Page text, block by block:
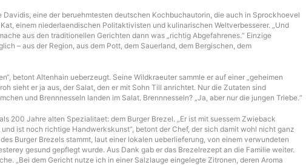
eine der beruehmtesten deutschen Kochbuchautorin, die auch in Sprockhoevel
einem niederlaendischen Politaktivisten und kulinarischen Weltverbesserer. „Und
aus den traditionellen Gerichten dann was „richtig Abgefahrenes.“ Einzige
– aus der Region, aus dem Pott, dem Sauerland, dem Bergischen, dem
betont Altenhain ueberzeugt. Seine Wildkraeuter sammle er auf einer „geheimen
sieht er ja aus, der Salat, den er mit Sohn Till anrichtet. Nur die Zutaten sind
und Brennnesseln landen im Salat. Brennnesseln? „Ja, aber nur die jungen Triebe.“
200 Jahre alten Spezialitaet: dem Burger Brezel. „Er ist mit suessem Zwieback
ist noch richtige Handwerkskunst“, betont der Chef, der sich damit wohl nicht ganz
Burger Brezels stammt, laut einer lokalen ueberlieferung, von einem verwundeten
gesund gepflegt wurde. Aus Dank gab er das Brezelrezept an die Familie weiter.
„Bei dem Gericht nutze ich in einer Salzlauge eingelegte Zitronen, deren Aroma